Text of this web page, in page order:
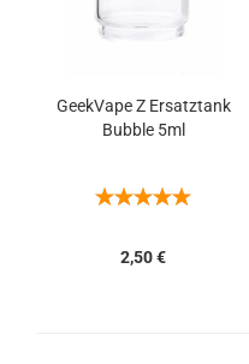
GeekVape Z Ersatztank
Bubble 5ml
2,50 €